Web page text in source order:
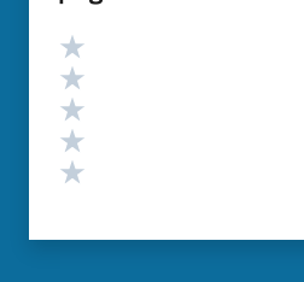
Valutazione